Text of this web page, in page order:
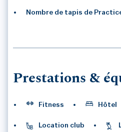
Nombre de tapis de
Prestations &
Fitness Hôtel
Location club